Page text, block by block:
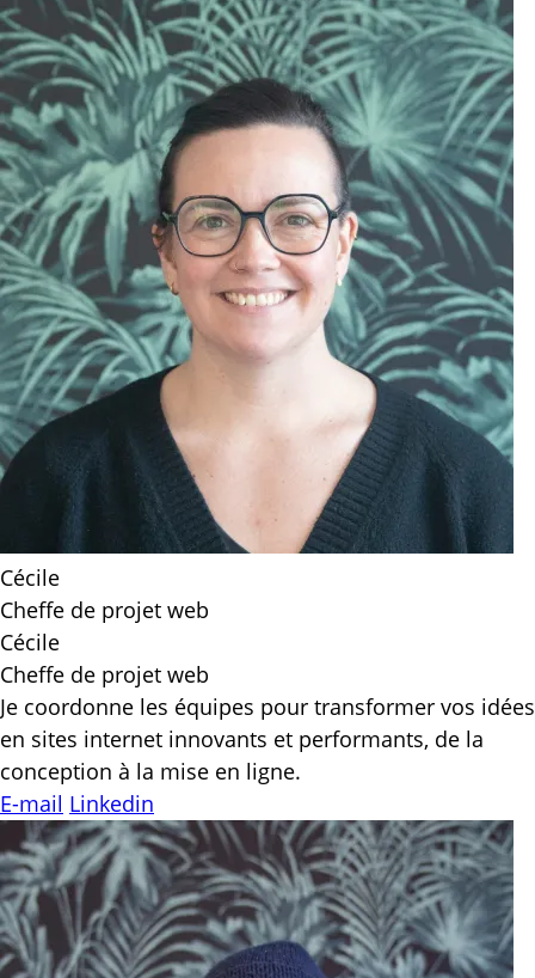
Cécile
Cheffe de projet web
Cécile
Cheffe de projet web
Je coordonne les équipes pour transformer vos idées
en sites internet innovants et performants, de la
conception à la mise en ligne.
E-mail Linkedin